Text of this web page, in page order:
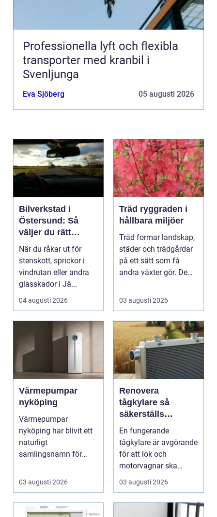
Professionella lyft och flexibla
transporter med kranbil i
Svenljunga
Eva Sjöberg 05 augusti 2026
Bilverkstad i
Östersund: Så
väljer du rätt
verkstad för
glasskador
När du råkar ut för
stenskott, sprickor i
vindrutan eller andra
glasskador i Jä...
04 augusti 2026
Träd ryggraden i
hållbara miljöer
Träd formar landskap,
städer och trädgårdar
på ett sätt som få
andra växter gör. De
03 augusti 2026
Värmepumpar
nyköping
Värmepumpar
nyköping har blivit ett
naturligt
samlingsnamn för
kombinera lägre ene...
03 augusti 2026
Renovera
tågkylare så
säkerställs
driftsäkra lok och
tågsystem
En fungerande
tågkylare är avgörande
för att lok och
motorvagnar ska
kunna leverera pålitlig
drift d...
03 augusti 2026